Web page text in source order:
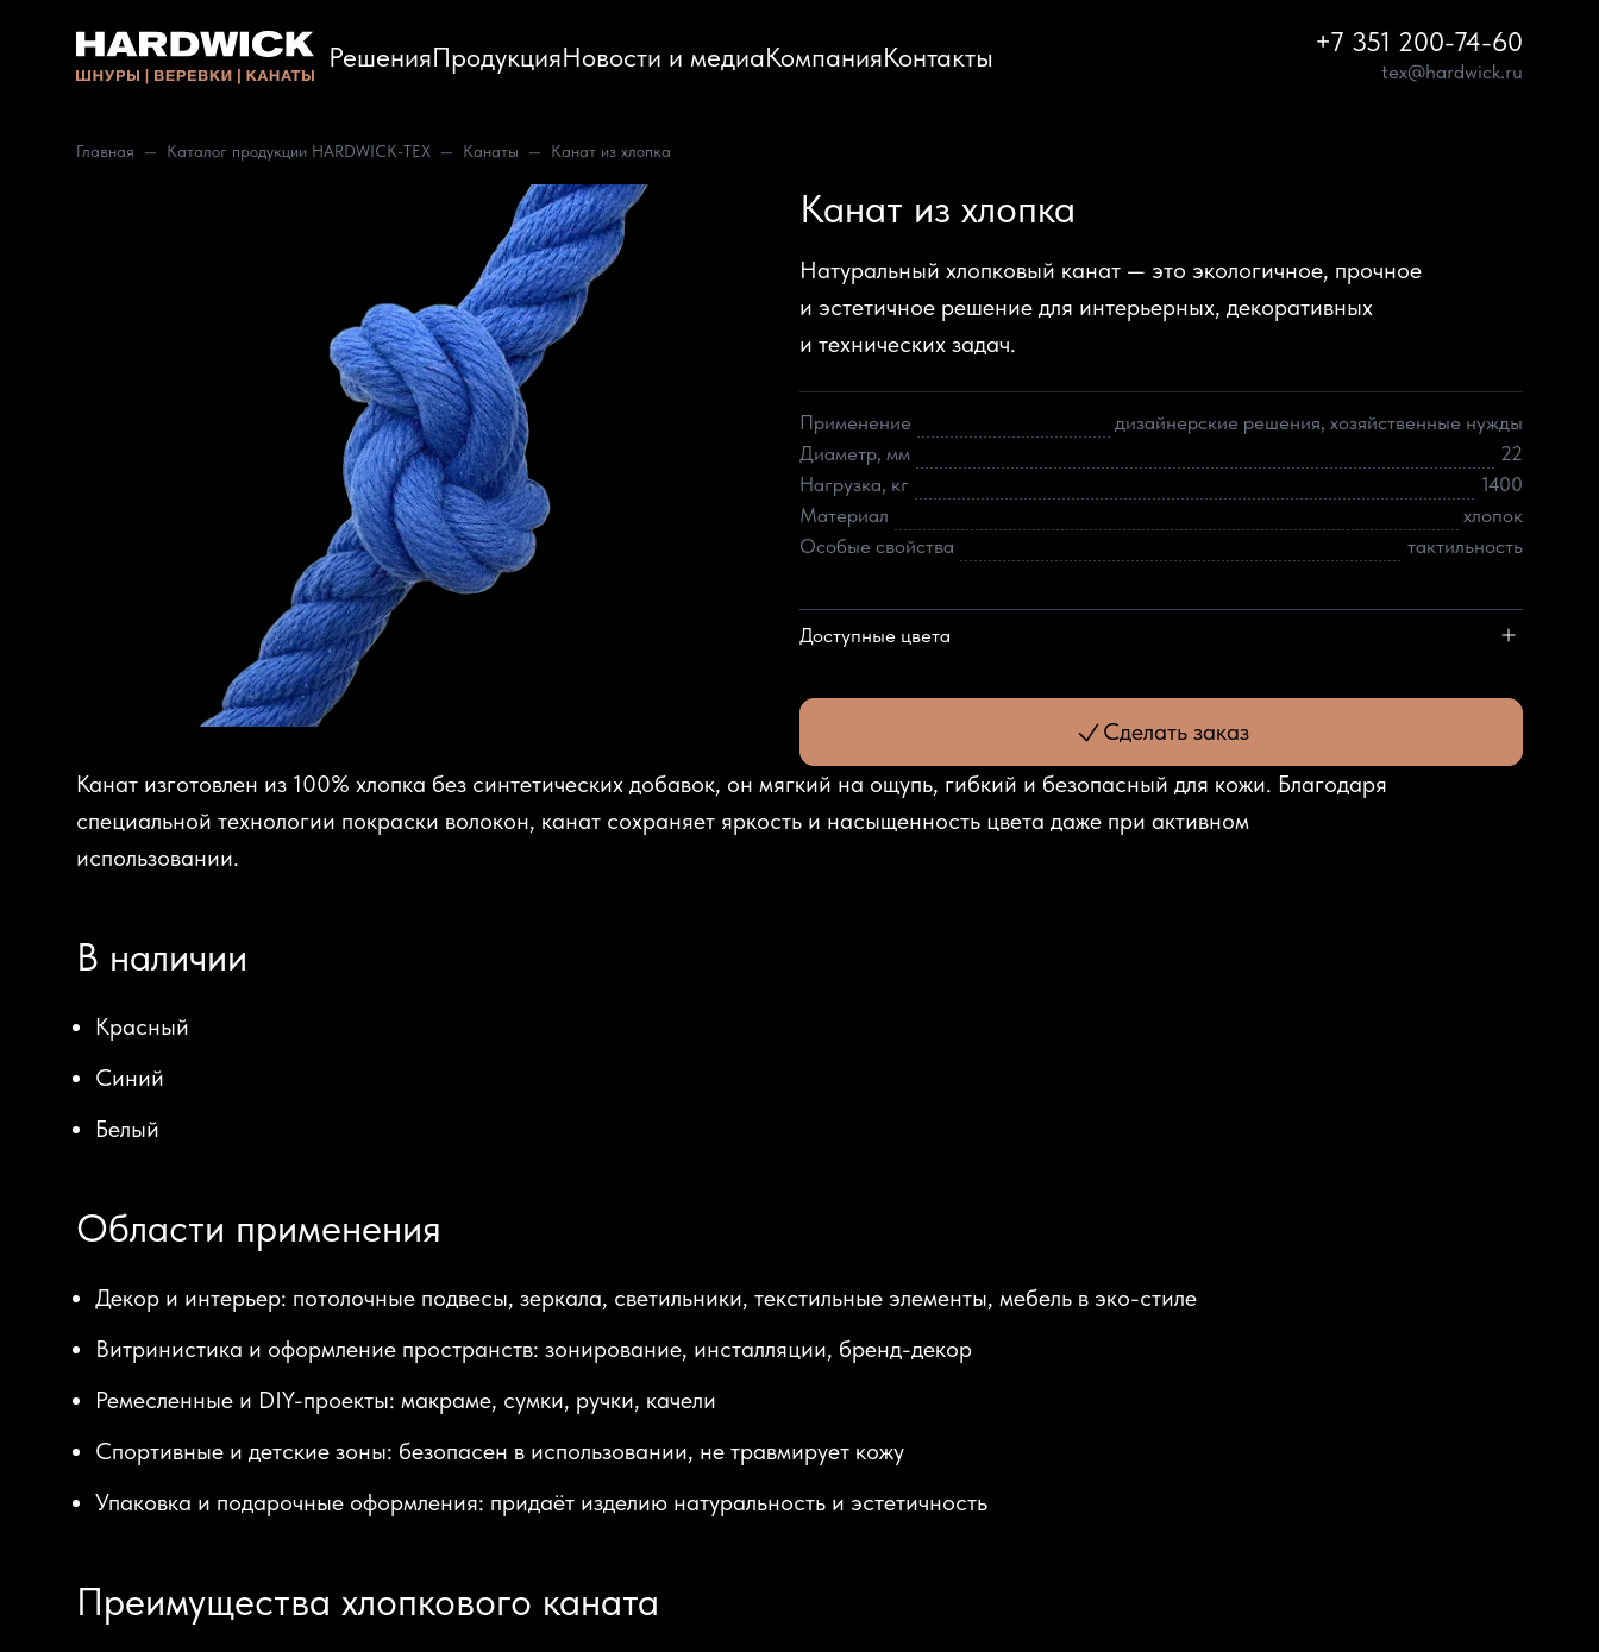
РешенияПродукцияНовости и медиаКомпанияКонтакты +7 351 200-74-60
tex@hardwick.ru
Главная Каталог продукции HARDWICK-TEX Канаты Канат из хлопка
Канат из хлопка
Натуральный хлопковый канат — это экологичное, прочное
и эстетичное решение для интерьерных, декоративных
и технических задач.
Применение
дизайнерские решения, хозяйственные нужды
Диаметр, мм
22
Нагрузка, кг
1400
Материал
хлопок
Особые свойства
тактильность
Доступные цвета
Сделать заказ
Канат изготовлен из 100% хлопка без синтетических добавок, он мягкий на ощупь, гибкий и безопасный для кожи. Благодаря
специальной технологии покраски волокон, канат сохраняет яркость и насыщенность цвета даже при активном
использовании.
В наличии
Красный
Синий
Белый
Области применения
Декор и интерьер: потолочные подвесы, зеркала, светильники, текстильные элементы, мебель в эко-стиле
Витринистика и оформление пространств: зонирование, инсталляции, бренд-декор
Ремесленные и DIY-проекты: макраме, сумки, ручки, качели
Спортивные и детские зоны: безопасен в использовании, не травмирует кожу
Упаковка и подарочные оформления: придаёт изделию натуральность и эстетичность
Преимущества хлопкового каната